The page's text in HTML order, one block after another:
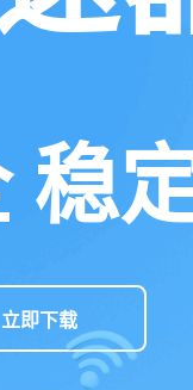
稳
立即下载